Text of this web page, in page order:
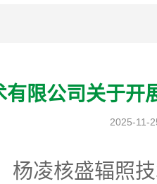
限公司关于开
2025-11-
杨凌核盛辐照